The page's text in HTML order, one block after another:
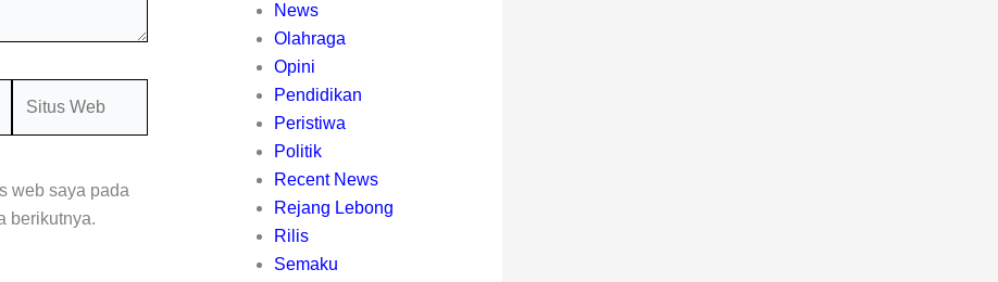
web saya pada
berikutnya.
News
Olahraga
Opini
Pendidikan
Peristiwa
Politik
Recent News
Rejang Lebong
Rilis
Semaku